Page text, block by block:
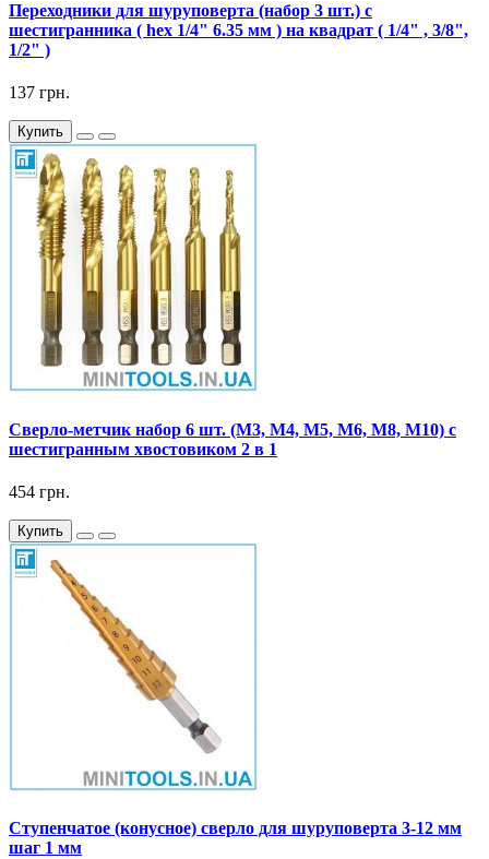
Переходники для шуруповерта (набор 3 шт.) с
шестигранника ( hex 1/4" 6.35 мм ) на квадрат ( 1/4" , 3/8",
1/2" )
137 грн.
Купить
Сверло-метчик набор 6 шт. (М3, М4, М5, М6, М8, М10) с
шестигранным хвостовиком 2 в 1
454 грн.
Купить
Ступенчатое (конусное) сверло для шуруповерта 3-12 мм
шаг 1 мм